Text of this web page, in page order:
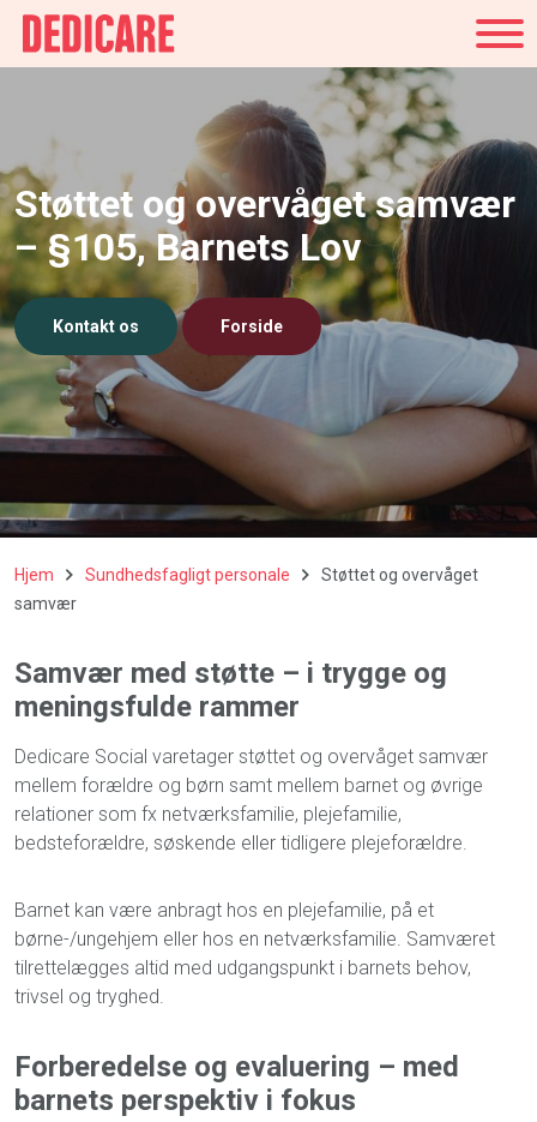
Støttet og overvåget samvær
– §105, Barnets Lov
Kontakt os Forside
Hjem Sundhedsfagligt personale
Støttet og overvåget
samvær
Samvær med støtte – i trygge og
meningsfulde rammer
Dedicare Social varetager støttet og overvåget samvær
mellem forældre og børn samt mellem barnet og øvrige
relationer som fx netværksfamilie, plejefamilie,
bedsteforældre, søskende eller tidligere plejeforældre.
Barnet kan være anbragt hos en plejefamilie, på et
børne-/ungehjem eller hos en netværksfamilie. Samværet
tilrettelægges altid med udgangspunkt i barnets behov,
trivsel og tryghed.
Forberedelse og evaluering – med
barnets perspektiv i fokus